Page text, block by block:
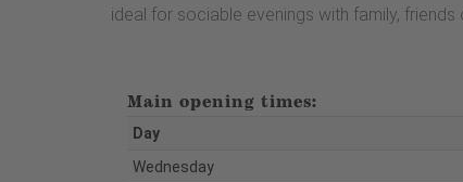
ideal for sociable evenings with family, friends
Main opening times:
Day
Wednesday